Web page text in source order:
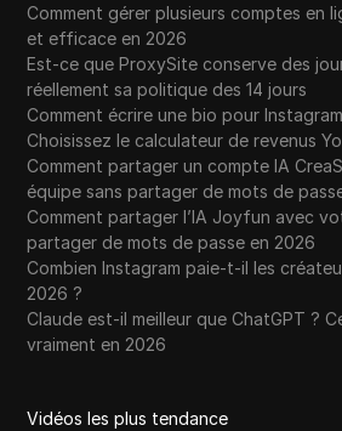
Comment gérer plusieurs comptes en
et efficace en 2026
Est-ce que ProxySite conserve des
réellement sa politique des 14 jours
Comment écrire une bio pour
Choisissez le calculateur de revenus
Comment partager un compte IA
équipe sans partager de mots de
Comment partager l’IA Joyfun avec
partager de mots de passe en 2026
Combien Instagram paie-t-il les
2026 ?
Claude est-il meilleur que ChatGPT ?
vraiment en 2026
Vidéos les plus tendance